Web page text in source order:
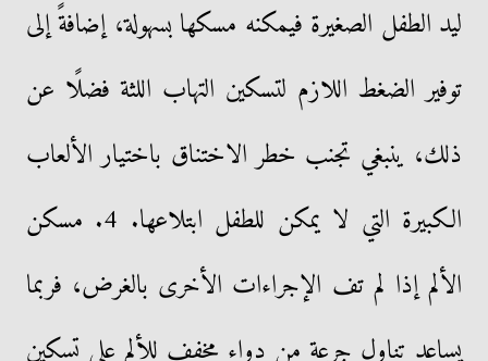
ليد الطفل الصغيرة فيمكنه مسكها بسهولة، إضافةً إلى
توفير الضغط اللازم لتسكين التهاب اللثة فضلًا عن
ذلك، ينبغي تجنب خطر الاختناق باختيار الألعاب
الكبيرة التي لا يمكن للطفل ابتلاعها. 4. مسكن
الألم إذا لم تف الإجراءات الأخرى بالغرض، فربما
يساعد تناول جرعة من دواء مخفف للألم على تسكين